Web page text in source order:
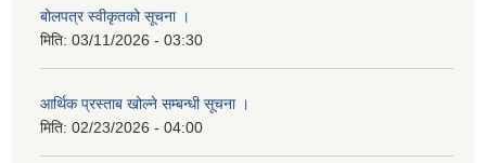
बोलपत्र स्वीकृतको सूचना ।
मिति: 03/11/2026 - 03:30
आर्थिक प्रस्ताब खोल्ने सम्बन्धी सूचना ।
मिति: 02/23/2026 - 04:00